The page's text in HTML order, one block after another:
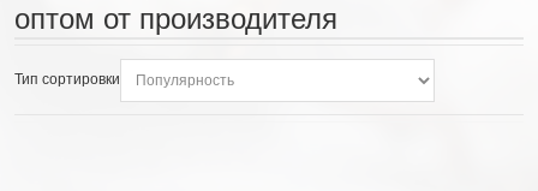
оптом от производителя
Тип сортировки